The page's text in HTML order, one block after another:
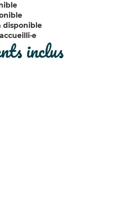
disponible
inclus